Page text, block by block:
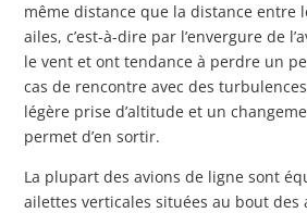
même distance que la distance entre
ailes, c’est-à-dire par l’envergure de
le vent et ont tendance à perdre un
cas de rencontre avec des
légère prise d’altitude et un
permet d’en sortir.
La plupart des avions de ligne sont
ailettes verticales situées au bout des